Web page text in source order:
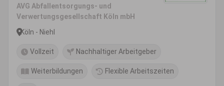
AVG Abfallentsorgungs- und
Verwertungsgesellschaft Köln mbH
Köln - Niehl
Vollzeit Nachhaltiger Arbeitgeber
Weiterbildungen Flexible Arbeitszeiten